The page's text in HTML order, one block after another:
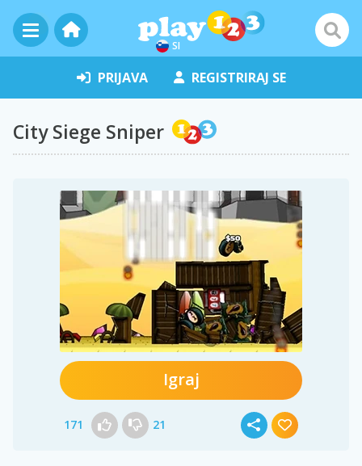
SI
PRIJAVA REGISTRIRAJ SE
City Siege Sniper
Igraj
171 21